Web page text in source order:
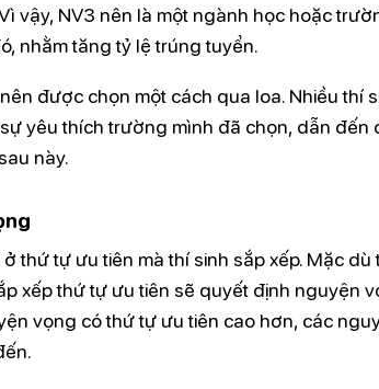
vậy, NV3 nên là một ngành học hoặc
nhằm tăng tỷ lệ trúng tuyển.
được chọn một cách qua loa. Nhiều thí
yêu thích trường mình đã chọn, dẫn đến
này.
thứ tự ưu tiên mà thí sinh sắp xếp. Mặc dù
xếp thứ tự ưu tiên sẽ quyết định nguyện
vọng có thứ tự ưu tiên cao hơn, các